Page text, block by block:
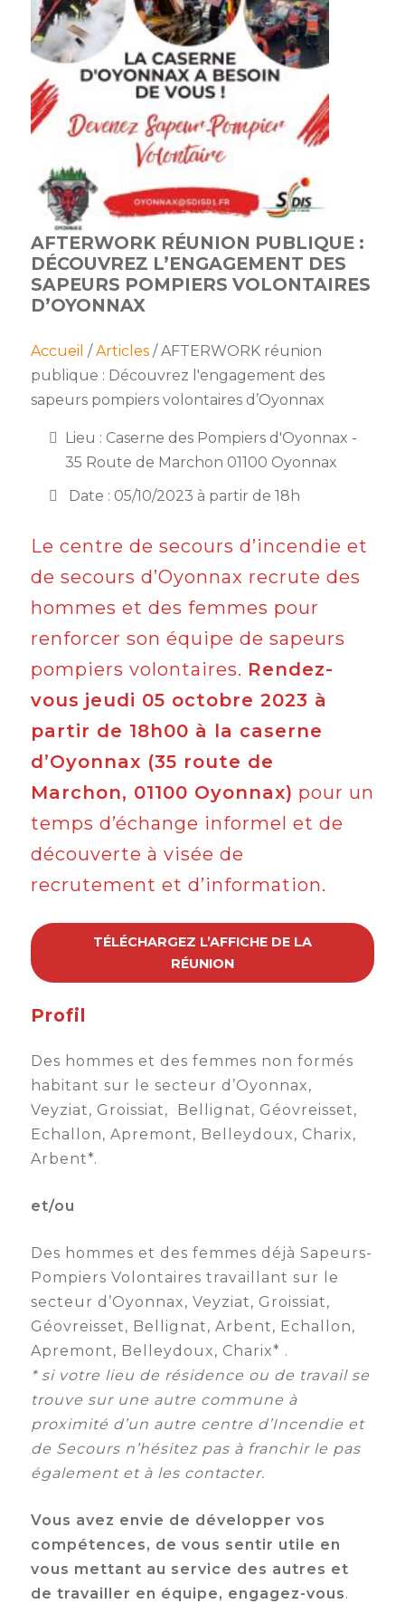
Ateliers
AEPV
Club
de
managers
intermédiaires
AEPV
au
féminin
sportif
inter-
entreprises
Semaine
salons
collaboratifs
Agenda
Newsletter
Actualité
des
membres
Kit
de
Industrie
Bâtiment
Dispositifs
partenaires
Offres
Proposer
une
offre
privilège
CONTACT
AFTERWORK RÉUNION PUBLIQUE :
DÉCOUVREZ L’ENGAGEMENT DES
SAPEURS POMPIERS VOLONTAIRES
D’OYONNAX
Accueil / Articles/ AFTERWORK réunion
publique : Découvrez l'engagement des
sapeurs pompiers volontaires d’Oyonnax
Lieu : Caserne des Pompiers d'Oyonnax -
35 Route de Marchon 01100 Oyonnax
Date : 05/10/2023 à partir de 18h
Le centre de secours d’incendie et
de secours d’Oyonnax recrute des
hommes et des femmes pour
renforcer son équipe de sapeurs
pompiers volontaires. Rendez-
vous jeudi 05 octobre 2023 à
partir de 18h00 à la caserne
d’Oyonnax (35 route de
Marchon, 01100 Oyonnax) pour un
temps d’échange informel et de
découverte à visée de
recrutement et d’information.
TÉLÉCHARGEZ L’AFFICHE DE LA
RÉUNION
Profil
Des hommes et des femmes non formés
habitant sur le secteur d’Oyonnax,
Veyziat, Groissiat, Bellignat, Géovreisset,
Echallon, Apremont, Belleydoux, Charix,
Arbent*.
et/ou
Des hommes et des femmes déjà Sapeurs-
Pompiers Volontaires travaillant sur le
secteur d’Oyonnax, Veyziat, Groissiat,
Géovreisset, Bellignat, Arbent, Echallon,
Apremont, Belleydoux, Charix* .
* si votre lieu de résidence ou de travail se
trouve sur une autre commune à
proximité d’un autre centre d’Incendie et
de Secours n’hésitez pas à franchir le pas
également et à les contacter.
Vous avez envie de développer vos
compétences, de vous sentir utile en
vous mettant au service des autres et
de travailler en équipe, engagez-vous.